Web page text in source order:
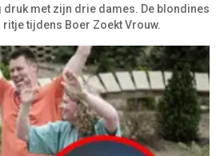
druk met zijn drie dames. De blondines
tijdens Boer Zoekt Vrouw.